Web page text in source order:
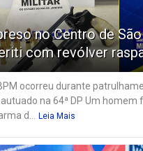
no Centro de São
com revólver
ocorreu durante
na 64ª DP Um homem
d... Leia Mais